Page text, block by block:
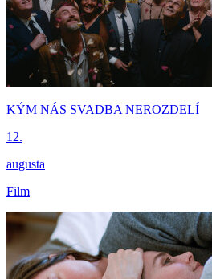
KÝM NÁS SVADBA NEROZDELÍ
12.
augusta
Film